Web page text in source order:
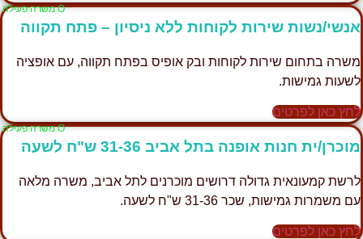
Ο משרה פעילה
אנשי/נשות שירות לקוחות ללא ניסיון – פתח תקווה
משרה בתחום שירות לקוחות ובק אופיס בפתח תקווה, עם אופציה
לשעות גמישות.
לחץ כאן לפרטים
Ο משרה פעילה
מוכרן/ית חנות אופנה בתל אביב 31-36 ש"ח לשעה
לרשת קמעונאית גדולה דרושים מוכרנים לתל אביב, משרה מלאה
עם משמרות גמישות, שכר 31-36 ש"ח לשעה.
לחץ כאן לפרטים